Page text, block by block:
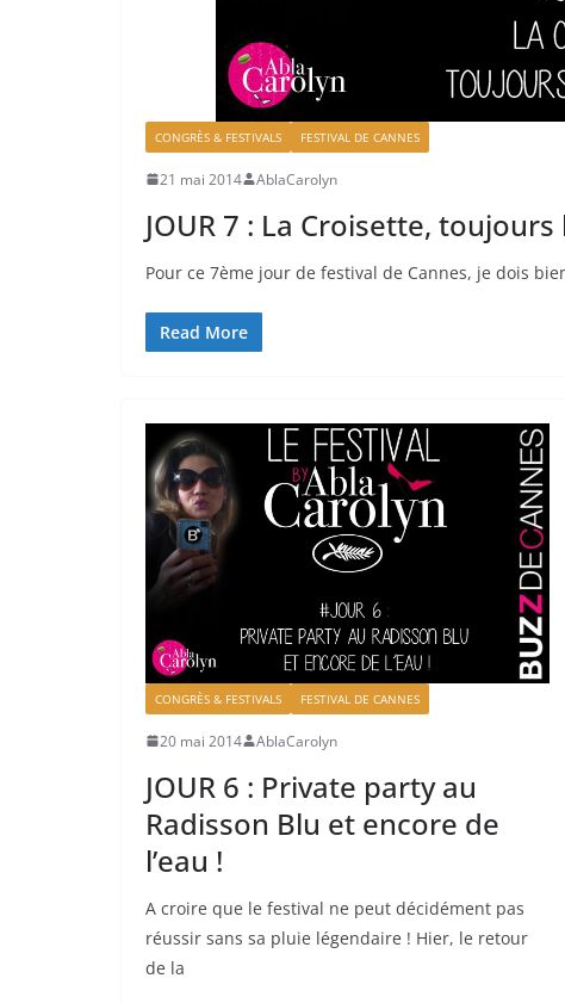
CONGRÈS & FESTIVALS FESTIVAL DE CANNES
21 mai 2014 AblaCarolyn
JOUR 7 : La Croisette,
Pour ce 7ème jour de festival de Cannes, je dois
Read More
CONGRÈS & FESTIVALS FESTIVAL DE CANNES
20 mai 2014 AblaCarolyn
JOUR 6 : Private party au
Radisson Blu et encore de
l’eau !
A croire que le festival ne peut décidément pas
réussir sans sa pluie légendaire ! Hier, le retour
de la